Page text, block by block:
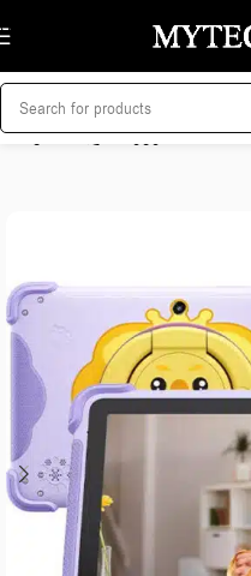
Skip to navigation
Skip to main content
მთავარი/პლანშეტები